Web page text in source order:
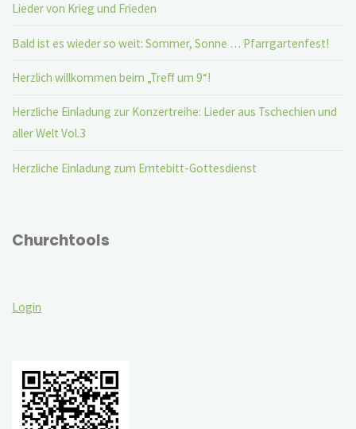
Lieder von Krieg und Frieden
Bald ist es wieder so weit: Sommer, Sonne … Pfarrgartenfest!
Herzlich willkommen beim „Treff um 9“!
Herzliche Einladung zur Konzertreihe: Lieder aus Tschechien und
aller Welt Vol.3
Herzliche Einladung zum Erntebitt-Gottesdienst
Churchtools
Login